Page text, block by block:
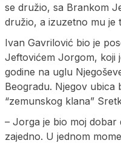
se družio, sa Brankom
družio, a izuzetno mu je
Ivan Gavrilović bio je
Jeftovićem Jorgom, koji
godine na uglu
Beogradu. Njegov ubica
“zemunskog klana”
– Jorga je bio moj
zajedno. U jednom